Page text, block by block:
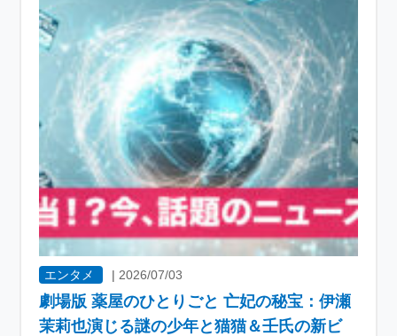
エンタメ | 2026/07/03
劇場版 薬屋のひとりごと 亡妃の秘宝：伊瀬
茉莉也演じる謎の少年と猫猫＆壬氏の新ビ